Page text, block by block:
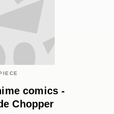
comics -
Chopper